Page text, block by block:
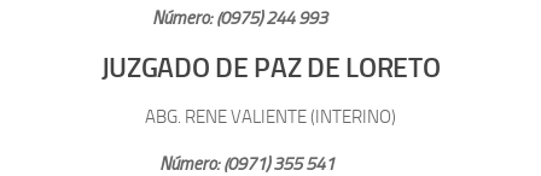
Número: (0975) 244 993
JUZGADO DE PAZ DE LORETO
ABG. RENE VALIENTE (INTERINO)
Número: (0971) 355 541